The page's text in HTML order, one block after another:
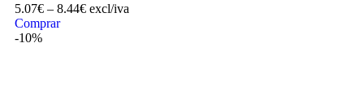
5.07€ – 8.44€ excl/iva
Comprar
-10%